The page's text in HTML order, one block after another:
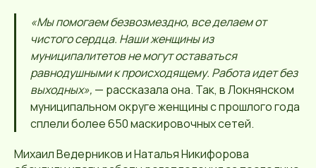
«Мы помогаем безвозмездно, все делаем от
чистого сердца. Наши женщины из
муниципалитетов не могут оставаться
равнодушными к происходящему. Работа идет без
выходных», — рассказала она. Так, в Локнянском
муниципальном округе женщины с прошлого года
сплели более 650 маскировочных сетей.
Михаил Ведерников и Наталья Никифорова